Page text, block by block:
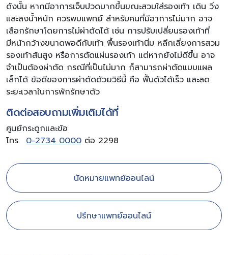
ดังนั้น หากมีอาการเจ็บปวดมากขึ้นขณะสวมใส่รองเท้า เดิน วิ่ง
และลงน้ำหนัก ควรพบแพทย์ สำหรับคนที่มีอาการไม่มาก อาจ
เลือกรักษาโดยการไม่ผ่าตัดได้ เช่น การปรับเปลี่ยนรองเท้าที่
มีหน้ากว้างขนาดพอดีกับเท้า พื้นรองเท้านิ่ม หลีกเลี่ยงการสวม
รองเท้าส้นสูง หรือการตัดแผ่นรองเท้า แต่หากยังไม่ดีขึ้น อาจ
จำเป็นต้องผ่าตัด กรณีที่เป็นไม่มาก ก็สามารถผ่าตัดแบบแผล
เล็กได้ ข้อดีของการผ่าตัดด้วยวิธีนี้ คือ ฟื้นตัวได้เร็ว และลด
ระยะเวลาในการพักรักษาตัว
ติดต่อสอบถามเพิ่มเติมได้ที่
ศูนย์กระดูกและข้อ
โทร. 0-2734 0000 ต่อ 2298
นัดหมายแพทย์ออนไลน์
ปรึกษาแพทย์ออนไลน์